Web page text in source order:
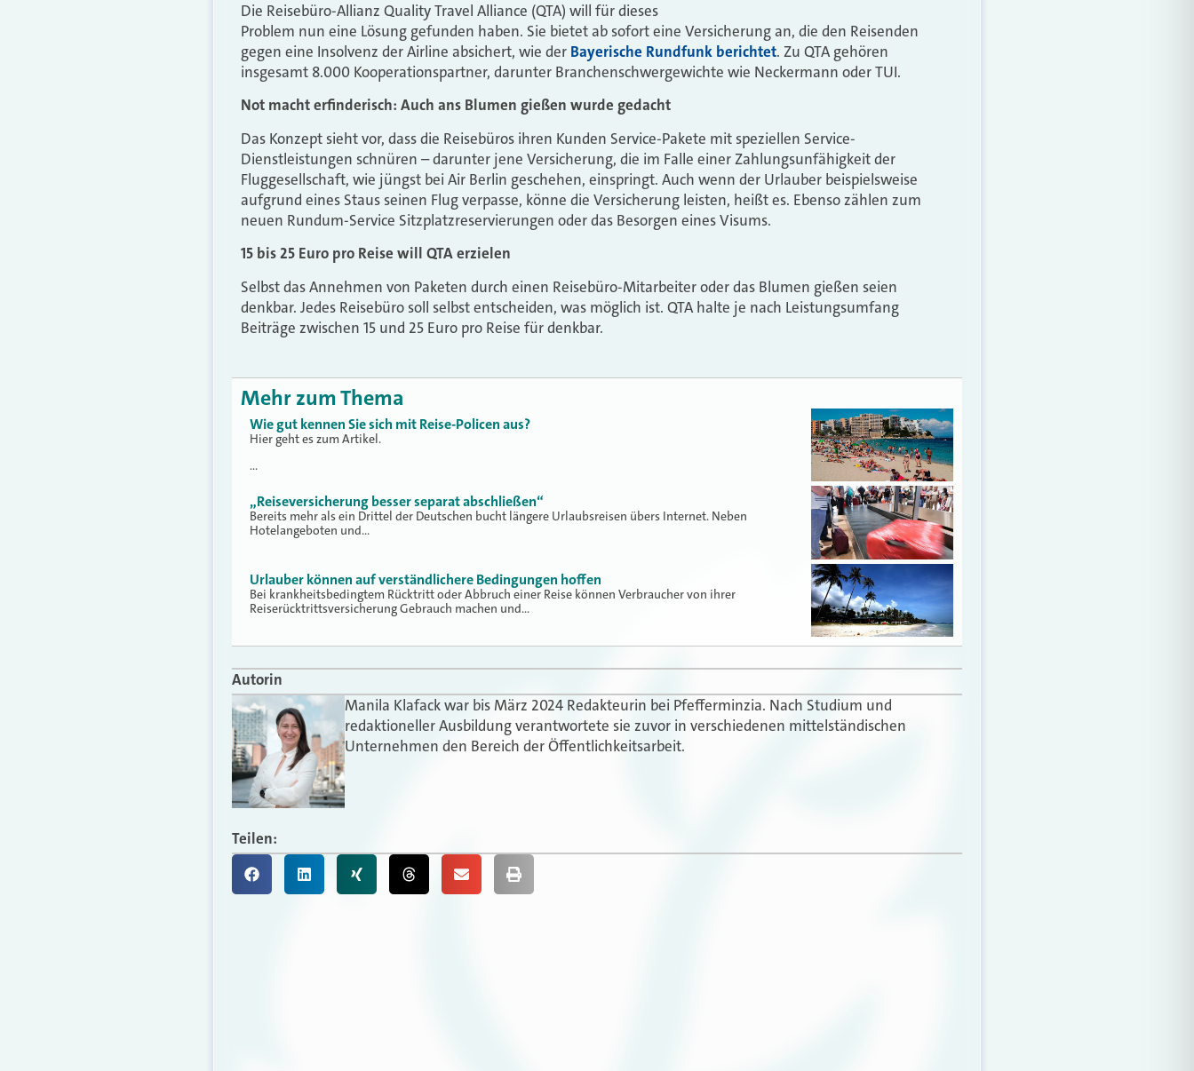
Die Reisebüro-Allianz Quality Travel Alliance (QTA) will für dieses
Problem nun eine Lösung gefunden haben. Sie bietet ab sofort eine Versicherung an, die den Reisenden
gegen eine Insolvenz der Airline absichert, wie der Bayerische Rundfunk berichtet. Zu QTA gehören
insgesamt 8.000 Kooperationspartner, darunter Branchenschwergewichte wie Neckermann oder TUI.
Not macht erfinderisch: Auch ans Blumen gießen wurde gedacht
Das Konzept sieht vor, dass die Reisebüros ihren Kunden Service-Pakete mit speziellen Service-
Dienstleistungen schnüren – darunter jene Versicherung, die im Falle einer Zahlungsunfähigkeit der
Fluggesellschaft, wie jüngst bei Air Berlin geschehen, einspringt. Auch wenn der Urlauber beispielsweise
aufgrund eines Staus seinen Flug verpasse, könne die Versicherung leisten, heißt es. Ebenso zählen zum
neuen Rundum-Service Sitzplatzreservierungen oder das Besorgen eines Visums.
15 bis 25 Euro pro Reise will QTA erzielen
Selbst das Annehmen von Paketen durch einen Reisebüro-Mitarbeiter oder das Blumen gießen seien
denkbar. Jedes Reisebüro soll selbst entscheiden, was möglich ist. QTA halte je nach Leistungsumfang
Beiträge zwischen 15 und 25 Euro pro Reise für denkbar.
Mehr zum Thema
Wie gut kennen Sie sich mit Reise-Policen aus?
Hier geht es zum Artikel.
…
„Reiseversicherung besser separat abschließen“
Bereits mehr als ein Drittel der Deutschen bucht längere Urlaubsreisen übers Internet. Neben
Hotelangeboten und…
Urlauber können auf verständlichere Bedingungen hoffen
Bei krankheitsbedingtem Rücktritt oder Abbruch einer Reise können Verbraucher von ihrer
Reiserücktrittsversicherung Gebrauch machen und…
Autorin
Manila Klafack war bis März 2024 Redakteurin bei Pfefferminzia. Nach Studium und
redaktioneller Ausbildung verantwortete sie zuvor in verschiedenen mittelständischen
Unternehmen den Bereich der Öffentlichkeitsarbeit.
Teilen: